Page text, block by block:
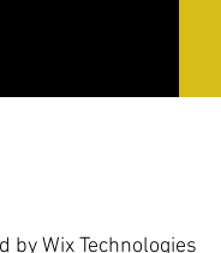
byWix Technologies